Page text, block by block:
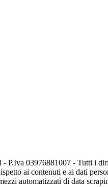
P.Iva 03976881007 - Tutti i
ai contenuti e ai dati
automatizzati di data